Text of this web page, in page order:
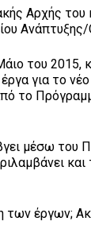
Αρχής
του
για το
το
μέσω του
έργων;